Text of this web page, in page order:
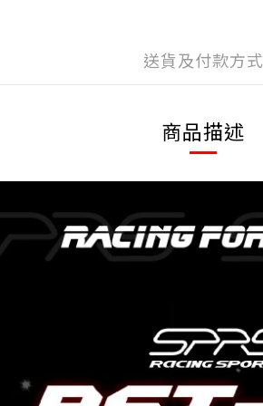
送貨及付款方式
商品描述